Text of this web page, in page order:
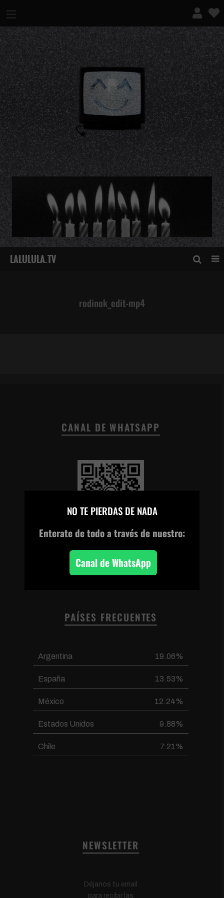
¿QUÉ ES ESTO?
rodinok_edit-mp4
CANAL DE WHATSAPP
Escanea el código o
canal de WhatsApp
PAÍSES FRECUENTES
Argentina 19.06%
España 13.53%
México 12.24%
Estados Unidos 9.88%
Chile 7.21%
NEWSLETTER
Déjanos tu email
para recibir las
NO TE PIERDAS DE NADA
Enterate de todoa través de nuestro:
Canal de WhatsApp